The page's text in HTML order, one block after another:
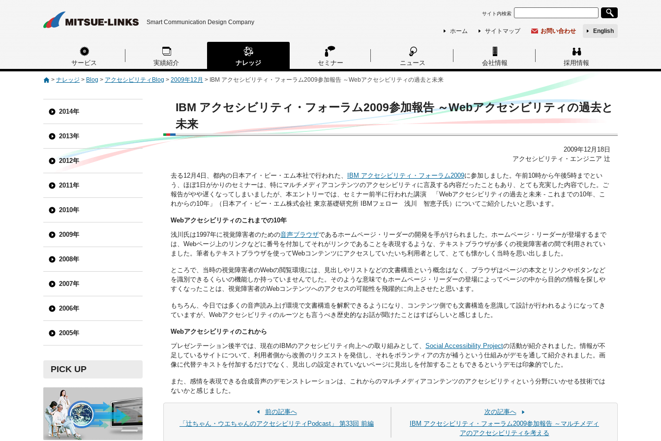
Smart Communication Design Company
サイト内検索
ホーム サイトマップ お問い合わせ English
サービス 実績紹介 ナレッジ セミナー ニュース 会社情報 採用情報
> ナレッジ > Blog > アクセシビリティBlog > 2009年12月 > IBM アクセシビリティ・フォーラム2009参加報告 ～Webアクセシビリティの過去と未来
IBM アクセシビリティ・フォーラム2009参加報告 ～Webアクセシビリティの過去と
未来
2009年12月18日
アクセシビリティ・エンジニア 辻
去る12月4日、都内の日本アイ・ビー・エム本社で行われた、 IBM アクセシビリティ・フォーラム2009に参加しました。午前10時から午後5時までとい
う、ほぼ1日がかりのセミナーは、特にマルチメディアコンテンツのアクセシビリティに言及する内容だったこともあり、とても充実した内容でした。ご
報告がやや遅くなってしまいましたが、本エントリーでは、セミナー前半に行われた講演 「Webアクセシビリティの過去と未来 - これまでの10年、こ
れからの10年」（日本アイ・ビー・エム株式会社 東京基礎研究所 IBMフェロー 浅川 智恵子氏）についてご紹介したいと思います。
Webアクセシビリティのこれまでの10年
浅川氏は1997年に視覚障害者のための音声ブラウザであるホームページ・リーダーの開発を手がけられました。ホームページ・リーダーが登場するまで
は、Webページ上のリンクなどに番号を付加してそれがリンクであることを表現するような、テキストブラウザが多くの視覚障害者の間で利用されてい
ました。筆者もテキストブラウザを使ってWebコンテンツにアクセスしていたいち利用者として、とても懐かしく当時を思い出しました。
ところで、当時の視覚障害者のWebの閲覧環境には、見出しやリストなどの文書構造という概念はなく、ブラウザはページの本文とリンクやボタンなど
を識別できるくらいの機能しか持っていませんでした。そのような意味でもホームページ・リーダーの登場によってページの中から目的の情報を探しや
すくなったことは、視覚障害者のWebコンテンツへのアクセスの可能性を飛躍的に向上させたと思います。
もちろん、今日では多くの音声読み上げ環境で文書構造を解釈できるようになり、コンテンツ側でも文書構造を意識して設計が行われるようになってき
ていますが、Webアクセシビリティのルーツとも言うべき歴史的なお話が聞けたことはすばらしいと感じました。
Webアクセシビリティのこれから
プレゼンテーション後半では、現在のIBMのアクセシビリティ向上への取り組みとして、 Social Accessibility Projectの活動が紹介されました。情報が不
足しているサイトについて、利用者側から改善のリクエストを発信し、それをボランティアの方が補うという仕組みがデモを通して紹介されました。画
像に代替テキストを付加するだけでなく、見出しの設定されていないページに見出しを付加することもできるというデモは印象的でした。
また、感情を表現できる合成音声のデモンストレーションは、これからのマルチメディアコンテンツのアクセシビリティという分野にいかせる技術では
ないかと感じました。
前の記事へ
「辻ちゃん・ウエちゃんのアクセシビリティPodcast」 第33回 前編
次の記事へ
IBM アクセシビリティ・フォーラム2009参加報告 ～マルチメディ
アのアクセシビリティを考える
2014年
2013年
2012年
2011年
2010年
2009年
2008年
2007年
2006年
2005年
PICK UP